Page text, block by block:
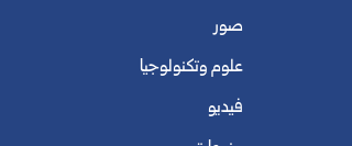
صور
علوم وتكنولوجيا
فيديو